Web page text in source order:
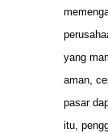
yang
aman,
pasar
itu,